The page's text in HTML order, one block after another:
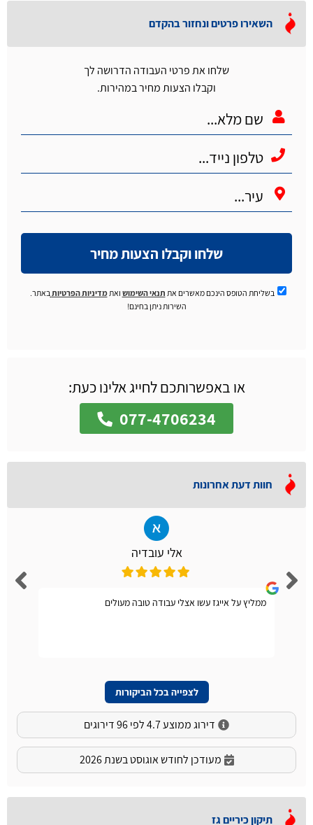
השאירו פרטים ונחזור בהקדם
שלחו את פרטי העבודה הדרושה לך
וקבלו הצעות מחיר במהירות.
שלחו וקבלו הצעות מחיר
בשליחת הטופס הינכם מאשרים את תנאי השימוש ואתמדיניות הפרטיותבאתר.
השירות ניתן בחינם!
או באפשרותכם לחייג אלינו כעת:
077-4706234
חוות דעת אחרונות
אלי עובדיה
ממליץ על אייגז עשו אצלי עבודה טובה מעולים
לצפייה בכל הביקורות
דירוג ממוצע 4.7 לפי 96 דירוגים
מעודכן לחודש אוגוסט בשנת 2026
תיקון כיריים גז